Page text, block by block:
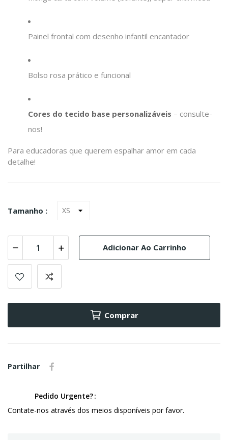
Painel frontal com desenho infantil encantador
Bolso rosa prático e funcional
Cores do tecido base personalizáveis – consulte-
nos!
Para educadoras que querem espalhar amor em cada
detalhe!
Tamanho :
Adicionar Ao Carrinho
Comprar
Partilhar
Pedido Urgente?
Contate-nos através dos meios disponíveis por favor.